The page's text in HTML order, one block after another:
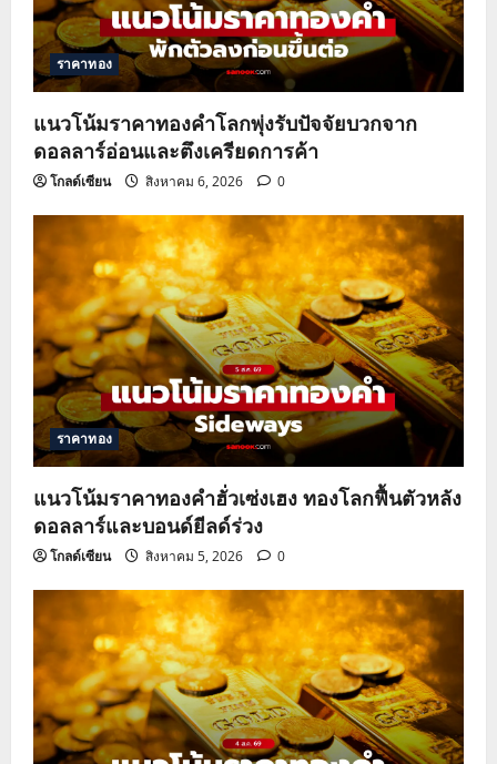
ราคาทอง
แนวโน้มราคาทองคำโลกพุ่งรับปัจจัยบวกจาก
ดอลลาร์อ่อนและตึงเครียดการค้า
โกลด์เซียน สิงหาคม 6, 2026 0
ราคาทอง
แนวโน้มราคาทองคำฮั่วเซ่งเฮง ทองโลกฟื้นตัวหลัง
ดอลลาร์และบอนด์ยีลด์ร่วง
โกลด์เซียน สิงหาคม 5, 2026 0